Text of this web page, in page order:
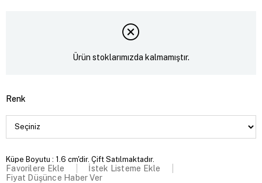
Ürün stoklarımızda kalmamıştır.
Renk
Küpe Boyutu : 1.6 cm'dir. Çift Satılmaktadır.
Favorilere Ekle
İstek Listeme Ekle
Fiyat Düşünce Haber Ver